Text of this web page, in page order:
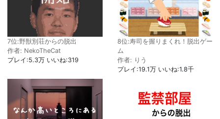
7位:野獣別荘からの脱出
作者: NekoTheCat
プレイ:5.3万 いいね:319
8位:寿司を握りまくれ！脱出ゲー
ム
作者: りう
プレイ:19.1万 いいね:1.8千